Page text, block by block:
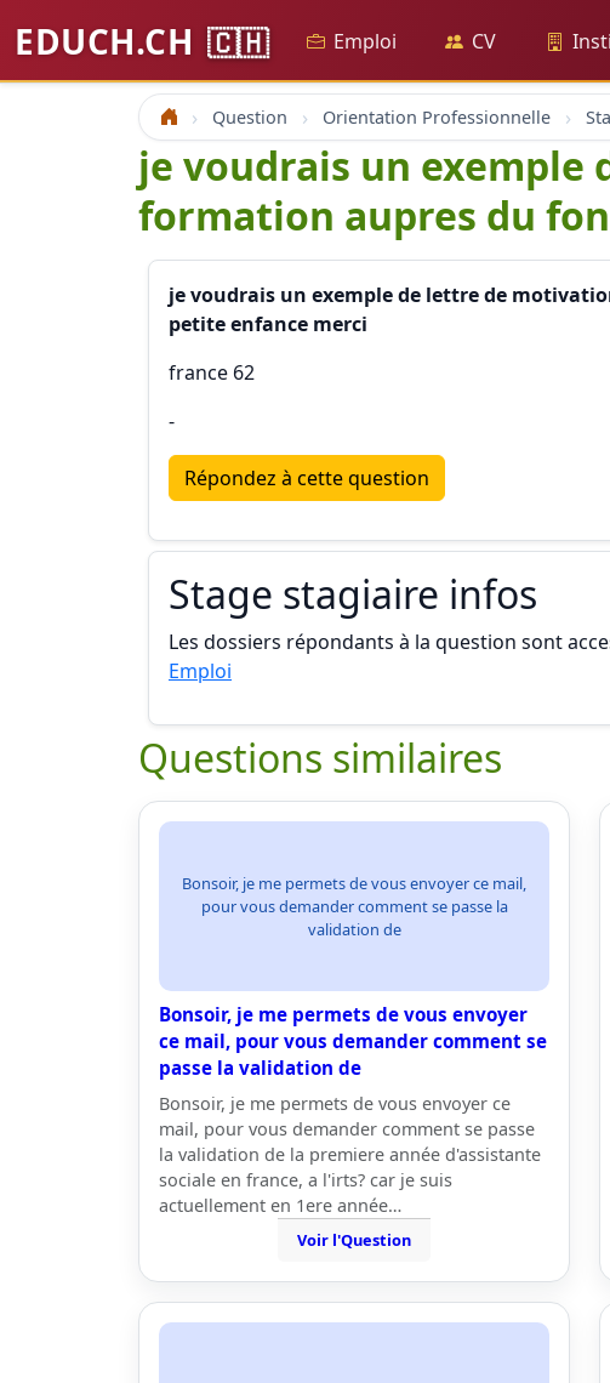
EDUCH.CH 🇨🇭 Emploi CV
Accueil Question Orientation Professionnelle
je voudrais un
formation aupres du
je voudrais un exemple de lettre de
petite enfance merci
france 62
-
Répondez à cette question
Stage stagiaire infos
Les dossiers répondants à la question sont
Emploi
Questions similaires
Bonsoir, je me permets de vous envoyer ce mail,
pour vous demander comment se passe la
validation de
Bonsoir, je me permets de vous envoyer
ce mail, pour vous demander comment se
passe la validation de
Bonsoir, je me permets de vous envoyer ce
mail, pour vous demander comment se passe
la validation de la premiere année d'assistante
sociale en france, a l'irts? car je suis
actuellement en 1ere année…
Voir l'Question